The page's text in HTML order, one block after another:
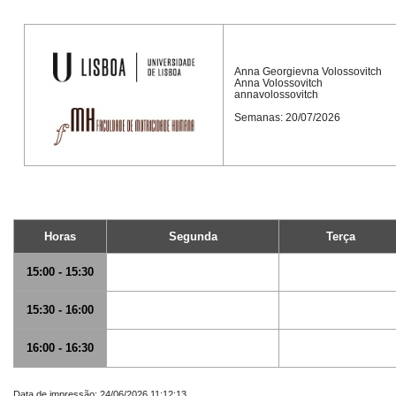
Anna Georgievna Volossovitch
Anna Volossovitch
annavolossovitch
Semanas: 20/07/2026
Horas Segunda Terça
15:00 - 15:30
15:30 - 16:00
16:00 - 16:30